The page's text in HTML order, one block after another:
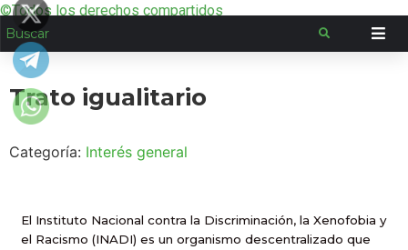
©Todos los derechos compartidos
Trato igualitario
Categoría: Interés general
El Instituto Nacional contra la Discriminación, la Xenofobia y
el Racismo (INADI) es un organismo descentralizado que